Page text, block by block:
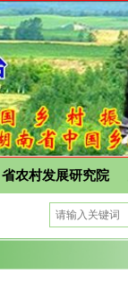
省农村发展研究院